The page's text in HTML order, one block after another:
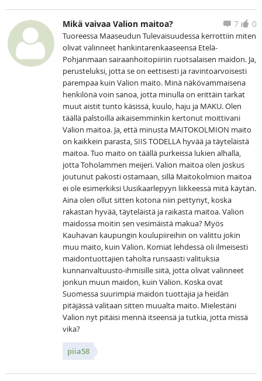
Mikä vaivaa Valion maitoa? 0
7
Tuoreessa Maaseudun Tulevaisuudessa kerrottiin miten
olivat valinneet hankintarenkaaseensa Etelä-
Pohjanmaan sairaanhoitopiiriin ruotsalaisen maidon. Ja,
perusteluksi, jotta se on eettisesti ja ravintoarvoisesti
parempaa kuin Valion maito. Minä näkövammaisena
henkilönä voin sanoa, jotta minulla on erittäin tarkat
muut aistit tunto käsissä, kuulo, haju ja MAKU. Olen
täällä palstoilla aikaisemminkin kertonut moittivani
Valion maitoa. Ja, että minusta MAITOKOLMION maito
on kaikkein parasta, SIIS TODELLA hyvää ja täyteläistä
maitoa. Tuo maito on täällä purkeissa lukien alhalla,
jotta Toholammen meijeri. Valion maitoa olen joskus
joutunut pakosti ostamaan, sillä Maitokolmion maitoa
ei ole esimerkiksi Uusikaarlepyyn liikkeessä mitä käytän.
Aina olen ollut sitten kotona niin pettynyt, koska
rakastan hyvää, täyteläistä ja raikasta maitoa. Valion
maidossa moitin sen vesimäistä makua? Myös
Kauhavan kaupungin koulupiireihin on valittu jokin
muu maito, kuin Valion. Komiat lehdessä oli ilmeisesti
maidontuottajien taholta runsaasti valituksia
kunnanvaltuusto-ihmisille siitä, jotta olivat valinneet
jonkun muun maidon, kuin Valion. Koska ovat
Suomessa suurimpia maidon tuottajia ja heidän
pitäjässä valitaan sitten muualta maito. Mielestäni
Valion nyt pitäisi mennä itseensä ja tutkia, jotta missä
vika?
piia58